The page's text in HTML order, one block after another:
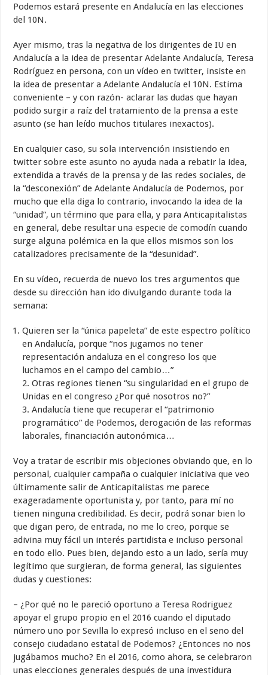
Podemos estará presente en Andalucía en las elecciones
del 10N.
Ayer mismo, tras la negativa de los dirigentes de IU en
Andalucía a la idea de presentar Adelante Andalucía, Teresa
Rodríguez en persona, con un vídeo en twitter, insiste en
la idea de presentar a Adelante Andalucía el 10N. Estima
conveniente – y con razón- aclarar las dudas que hayan
podido surgir a raíz del tratamiento de la prensa a este
asunto (se han leído muchos titulares inexactos).
En cualquier caso, su sola intervención insistiendo en
twitter sobre este asunto no ayuda nada a rebatir la idea,
extendida a través de la prensa y de las redes sociales, de
la “desconexión” de Adelante Andalucía de Podemos, por
mucho que ella diga lo contrario, invocando la idea de la
“unidad”, un término que para ella, y para Anticapitalistas
en general, debe resultar una especie de comodín cuando
surge alguna polémica en la que ellos mismos son los
catalizadores precisamente de la “desunidad”.
En su vídeo, recuerda de nuevo los tres argumentos que
desde su dirección han ido divulgando durante toda la
semana:
Quieren ser la “única papeleta” de este espectro político
en Andalucía, porque “nos jugamos no tener
representación andaluza en el congreso los que
luchamos en el campo del cambio…”
2. Otras regiones tienen “su singularidad en el grupo de
Unidas en el congreso ¿Por qué nosotros no?”
3. Andalucía tiene que recuperar el “patrimonio
programático” de Podemos, derogación de las reformas
laborales, financiación autonómica…
Voy a tratar de escribir mis objeciones obviando que, en lo
personal, cualquier campaña o cualquier iniciativa que veo
últimamente salir de Anticapitalistas me parece
exageradamente oportunista y, por tanto, para mí no
tienen ninguna credibilidad. Es decir, podrá sonar bien lo
que digan pero, de entrada, no me lo creo, porque se
adivina muy fácil un interés partidista e incluso personal
en todo ello. Pues bien, dejando esto a un lado, sería muy
legítimo que surgieran, de forma general, las siguientes
dudas y cuestiones:
– ¿Por qué no le pareció oportuno a Teresa Rodriguez
apoyar el grupo propio en el 2016 cuando el diputado
número uno por Sevilla lo expresó incluso en el seno del
consejo ciudadano estatal de Podemos? ¿Entonces no nos
jugábamos mucho? En el 2016, como ahora, se celebraron
unas elecciones generales después de una investidura